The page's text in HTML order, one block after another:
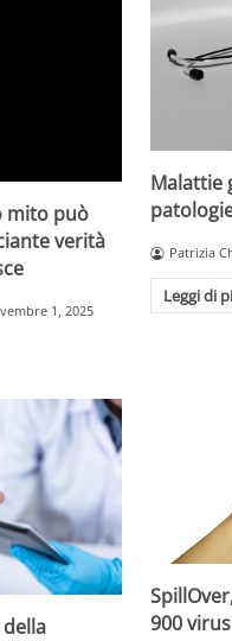
mito può
verità
1, 2025
Malattie
Patrizia
Leggi di
900